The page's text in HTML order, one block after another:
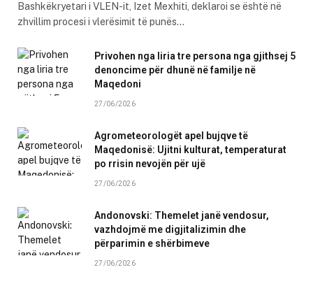
Bashkëkryetari i VLEN-it, Izet Mexhiti, deklaroi se është në
zhvillim procesi i vlerësimit të punës…
Privohen nga liria tre persona nga gjithsej 5
denoncime për dhunë në familje në
Maqedoni
27/06/2026
Agrometeorologët apel bujqve të
Maqedonisë: Ujitni kulturat, temperaturat
po rrisin nevojën për ujë
27/06/2026
Andonovski: Themelet janë vendosur,
vazhdojmë me digjitalizimin dhe
përparimin e shërbimeve
27/06/2026